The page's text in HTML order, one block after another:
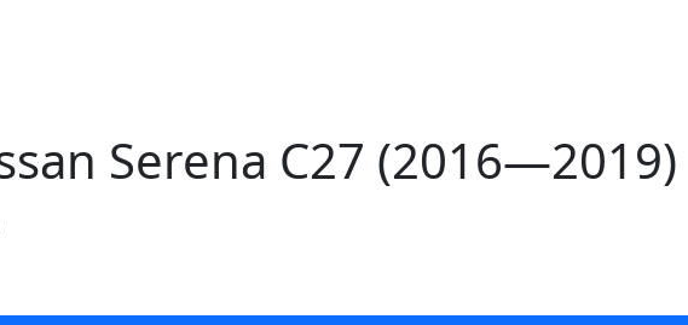
Serena C27 (2016—2019)